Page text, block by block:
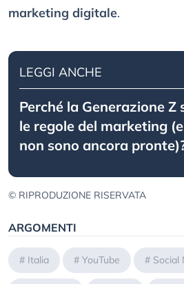
marketing digitale.
LEGGI ANCHE
Perché la Generazione Z
le regole del marketing
non sono ancora
© RIPRODUZIONE RISERVATA
ARGOMENTI
# Italia # YouTube # Social